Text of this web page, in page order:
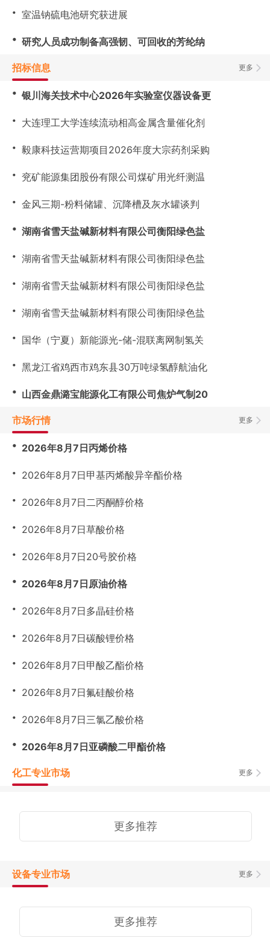
・ 室温钠硫电池研究获进展
・ 研究人员成功制备高强韧、可回收的芳纶纳
更多
招标信息
・ 银川海关技术中心2026年实验室仪器设备更
・ 大连理工大学连续流动相高金属含量催化剂
・ 毅康科技运营期项目2026年度大宗药剂采购
・ 兖矿能源集团股份有限公司煤矿用光纤测温
・ 金风三期-粉料储罐、沉降槽及灰水罐谈判
・ 湖南省雪天盐碱新材料有限公司衡阳绿色盐
・ 湖南省雪天盐碱新材料有限公司衡阳绿色盐
・ 湖南省雪天盐碱新材料有限公司衡阳绿色盐
・ 湖南省雪天盐碱新材料有限公司衡阳绿色盐
・ 国华（宁夏）新能源光-储-混联离网制氢关
・ 黑龙江省鸡西市鸡东县30万吨绿氢醇航油化
・ 山西金鼎潞宝能源化工有限公司焦炉气制20
更多
市场行情
・ 2026年8月7日丙烯价格
・ 2026年8月7日甲基丙烯酸异辛酯价格
・ 2026年8月7日二丙酮醇价格
・ 2026年8月7日草酸价格
・ 2026年8月7日20号胶价格
・ 2026年8月7日原油价格
・ 2026年8月7日多晶硅价格
・ 2026年8月7日碳酸锂价格
・ 2026年8月7日甲酸乙酯价格
・ 2026年8月7日氟硅酸价格
・ 2026年8月7日三氯乙酸价格
・ 2026年8月7日亚磷酸二甲酯价格
更多
化工专业市场
更多推荐
更多
设备专业市场
更多推荐